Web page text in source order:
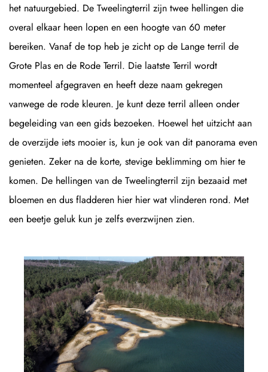
het natuurgebied. De Tweelingterril zijn twee hellingen die
overal elkaar heen lopen en een hoogte van 60 meter
bereiken. Vanaf de top heb je zicht op de Lange terril de
Grote Plas en de Rode Terril. Die laatste Terril wordt
momenteel afgegraven en heeft deze naam gekregen
vanwege de rode kleuren. Je kunt deze terril alleen onder
begeleiding van een gids bezoeken. Hoewel het uitzicht aan
de overzijde iets mooier is, kun je ook van dit panorama even
genieten. Zeker na de korte, stevige beklimming om hier te
komen. De hellingen van de Tweelingterril zijn bezaaid met
bloemen en dus fladderen hier hier wat vlinderen rond. Met
een beetje geluk kun je zelfs everzwijnen zien.